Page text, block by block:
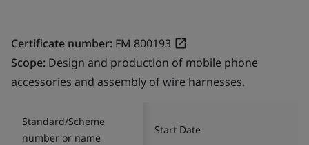
Certificate number: FM 800193
Scope: Design and production of mobile phone
accessories and assembly of wire harnesses.
Standard/Scheme
number or name
Start Date